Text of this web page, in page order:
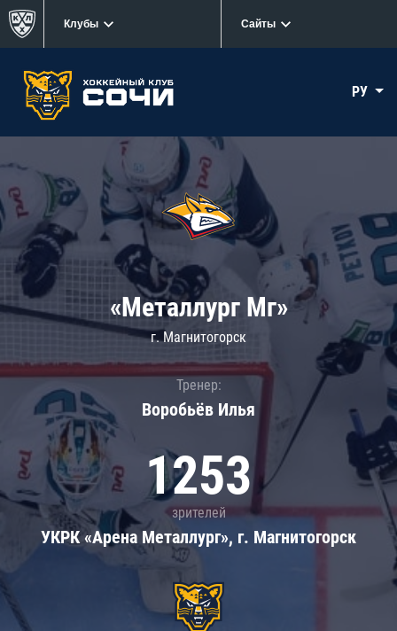
Клубы Сайты
РУ
«Металлург Мг»
г. Магнитогорск
Тренер:
Воробьёв Илья
1253
зрителей
УКРК «Арена Металлург», г. Магнитогорск